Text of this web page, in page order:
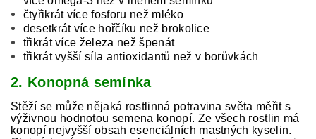
čtyřikrát více fosforu než mléko
desetkrát více hořčíku než brokolice
třikrát více železa než špenát
třikrát vyšší síla antioxidantů než v borůvkách
2. Konopná semínka
Stěží se může nějaká rostlinná potravina světa měřit s
výživnou hodnotou semena konopí. Ze všech rostlin má
konopí nejvyšší obsah esenciálních mastných kyselin.